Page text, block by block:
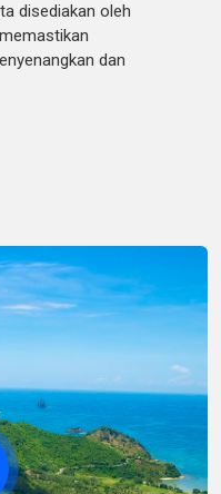
disediakan oleh
dan